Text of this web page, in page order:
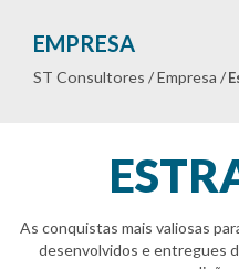
EMPRESA
ST Consultores /Empresa /
As conquistas mais valiosas
desenvolvidos e entregues